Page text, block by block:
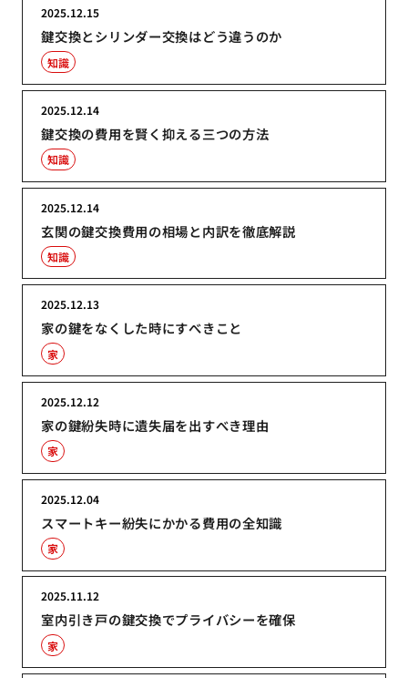
鍵交換とシリンダー交換はどう違うのか
2025.12.15
知識
鍵交換の費用を賢く抑える三つの方法
2025.12.14
知識
玄関の鍵交換費用の相場と内訳を徹底解説
2025.12.14
知識
家の鍵をなくした時にすべきこと
2025.12.13
家
家の鍵紛失時に遺失届を出すべき理由
2025.12.12
家
スマートキー紛失にかかる費用の全知識
2025.12.04
家
室内引き戸の鍵交換でプライバシーを確保
2025.11.12
家